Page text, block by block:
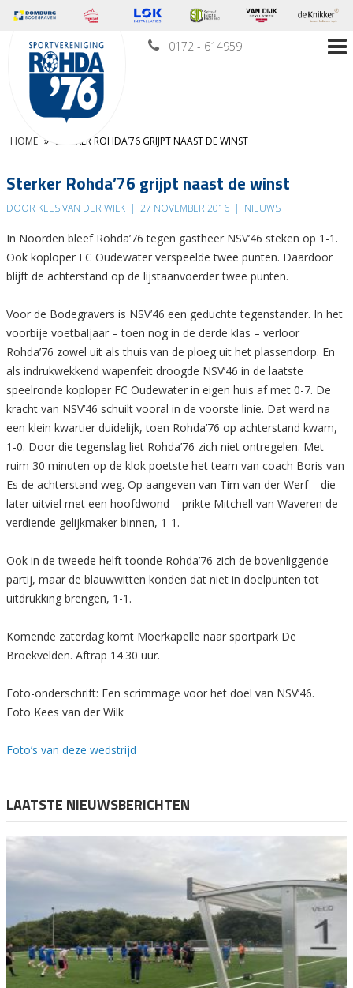
0172 - 614959
HOME » STERKER ROHDA’76 GRIJPT NAAST DE WINST
Sterker Rohda’76 grijpt naast de winst
DOOR KEES VAN DER WILK | 27 NOVEMBER 2016 | NIEUWS
In Noorden bleef Rohda’76 tegen gastheer NSV’46 steken op 1-1.
Ook koploper FC Oudewater verspeelde twee punten. Daardoor
blijft de achterstand op de lijstaanvoerder twee punten.
Voor de Bodegravers is NSV’46 een geduchte tegenstander. In het
voorbije voetbaljaar – toen nog in de derde klas – verloor
Rohda’76 zowel uit als thuis van de ploeg uit het plassendorp. En
als indrukwekkend wapenfeit droogde NSV’46 in de laatste
speelronde koploper FC Oudewater in eigen huis af met 0-7. De
kracht van NSV’46 schuilt vooral in de voorste linie. Dat werd na
een klein kwartier duidelijk, toen Rohda’76 op achterstand kwam,
1-0. Door die tegenslag liet Rohda’76 zich niet ontregelen. Met
ruim 30 minuten op de klok poetste het team van coach Boris van
Es de achterstand weg. Op aangeven van Tim van der Werf – die
later uitviel met een hoofdwond – prikte Mitchell van Waveren de
verdiende gelijkmaker binnen, 1-1.
Ook in de tweede helft toonde Rohda’76 zich de bovenliggende
partij, maar de blauwwitten konden dat niet in doelpunten tot
uitdrukking brengen, 1-1.
Komende zaterdag komt Moerkapelle naar sportpark De
Broekvelden. Aftrap 14.30 uur.
Foto-onderschrift: Een scrimmage voor het doel van NSV’46.
Foto Kees van der Wilk
Foto’s van deze wedstrijd
LAATSTE NIEUWSBERICHTEN